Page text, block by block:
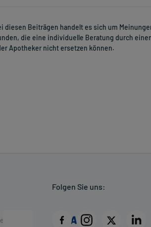
diesen Beiträgen handelt es sich um
die eine individuelle Beratung durch
Apotheker nicht ersetzen können.
Folgen Sie uns: